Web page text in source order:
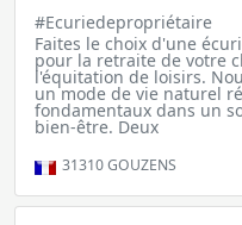
#Ecuriedepropriétaire
Faites le choix d'une
pour la retraite de votre
l'équitation de loisirs.
un mode de vie naturel
fondamentaux dans un
bien-être. Deux
31310GOUZENS